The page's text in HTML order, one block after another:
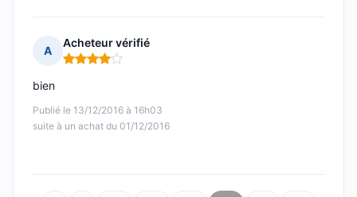
A
Acheteur vérifié
Note : 4 sur 5
Publié le 13/12/2016 à 16h03
suite à un achat du 01/12/2016
bien